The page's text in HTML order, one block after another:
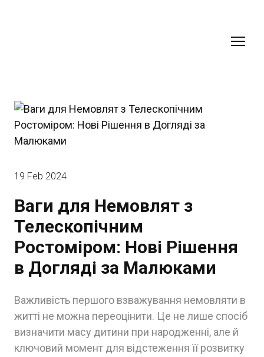
19 Feb 2024
Ваги для Немовлят з
Телескопічним
Ростоміром: Нові Рішення
в Догляді за Малюками
Важливість першого взважування немовляти в
житті не можна переоцінити. Це не лише спосіб
визначити масу дитини при народженні, але й
ключовий момент для відстеження її розвитку